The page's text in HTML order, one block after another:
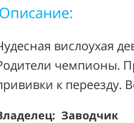
Описание:
вислоухая
чемпионы.
к переезду.
Заводчик